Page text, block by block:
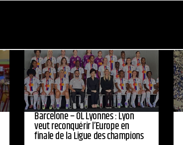
Barcelone – OL Lyonnes : Lyon
veut reconquérir l’Europe en
finale de la Ligue des champions